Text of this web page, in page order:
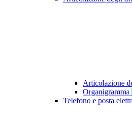
Articolazione
Organigramma
Telefono e posta